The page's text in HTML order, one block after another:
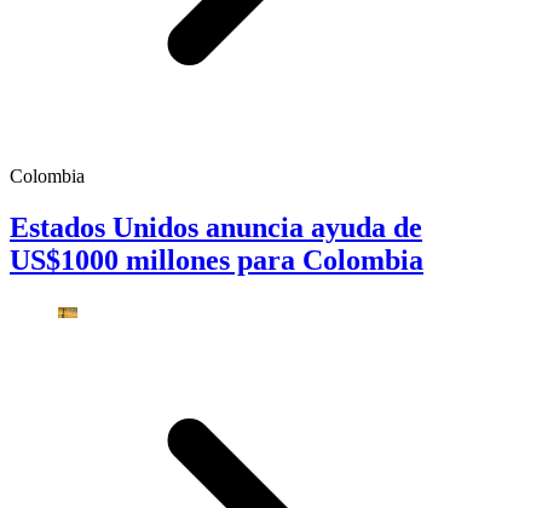
Colombia
Estados Unidos anuncia ayuda de
US$1000 millones para Colombia